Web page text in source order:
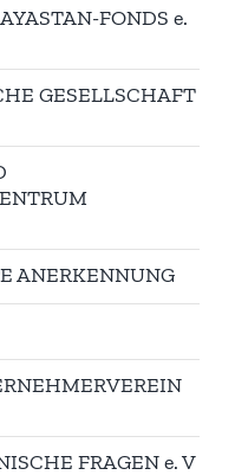
FONDS e.
GESELLSCHAFT
ANERKENNUNG
FRAGEN e. V